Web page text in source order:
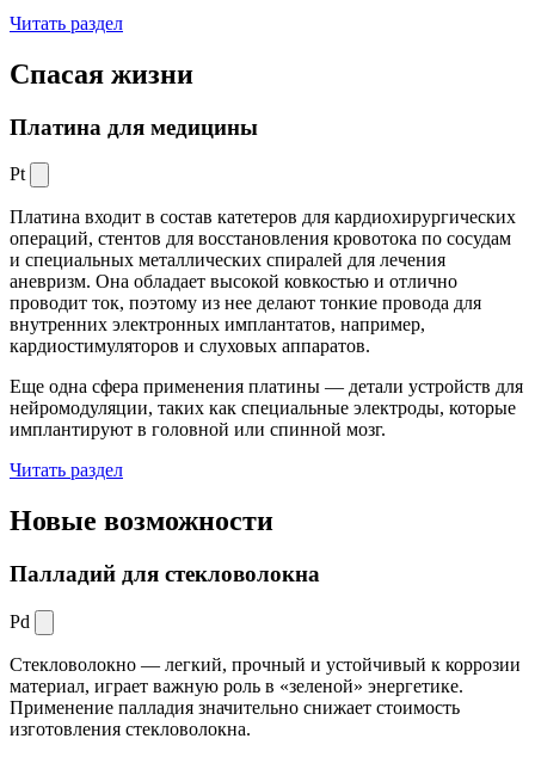
Читать раздел
Спасая жизни
Платина для медицины
Pt
Платина входит в состав катетеров для кардиохирургических
операций, стентов для восстановления кровотока по сосудам
и специальных металлических спиралей для лечения
аневризм. Она обладает высокой ковкостью и отлично
проводит ток, поэтому из нее делают тонкие провода для
внутренних электронных имплантатов, например,
кардиостимуляторов и слуховых аппаратов.
Еще одна сфера применения платины — детали устройств для
нейромодуляции, таких как специальные электроды, которые
имплантируют в головной или спинной мозг.
Читать раздел
Новые возможности
Палладий для стекловолокна
Pd
Стекловолокно — легкий, прочный и устойчивый к коррозии
материал, играет важную роль в «зеленой» энергетике.
Применение палладия значительно снижает стоимость
изготовления стекловолокна.